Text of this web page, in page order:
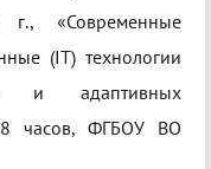
«Современные
(IT) технологии
и адаптивных
часов, ФГБОУ ВО